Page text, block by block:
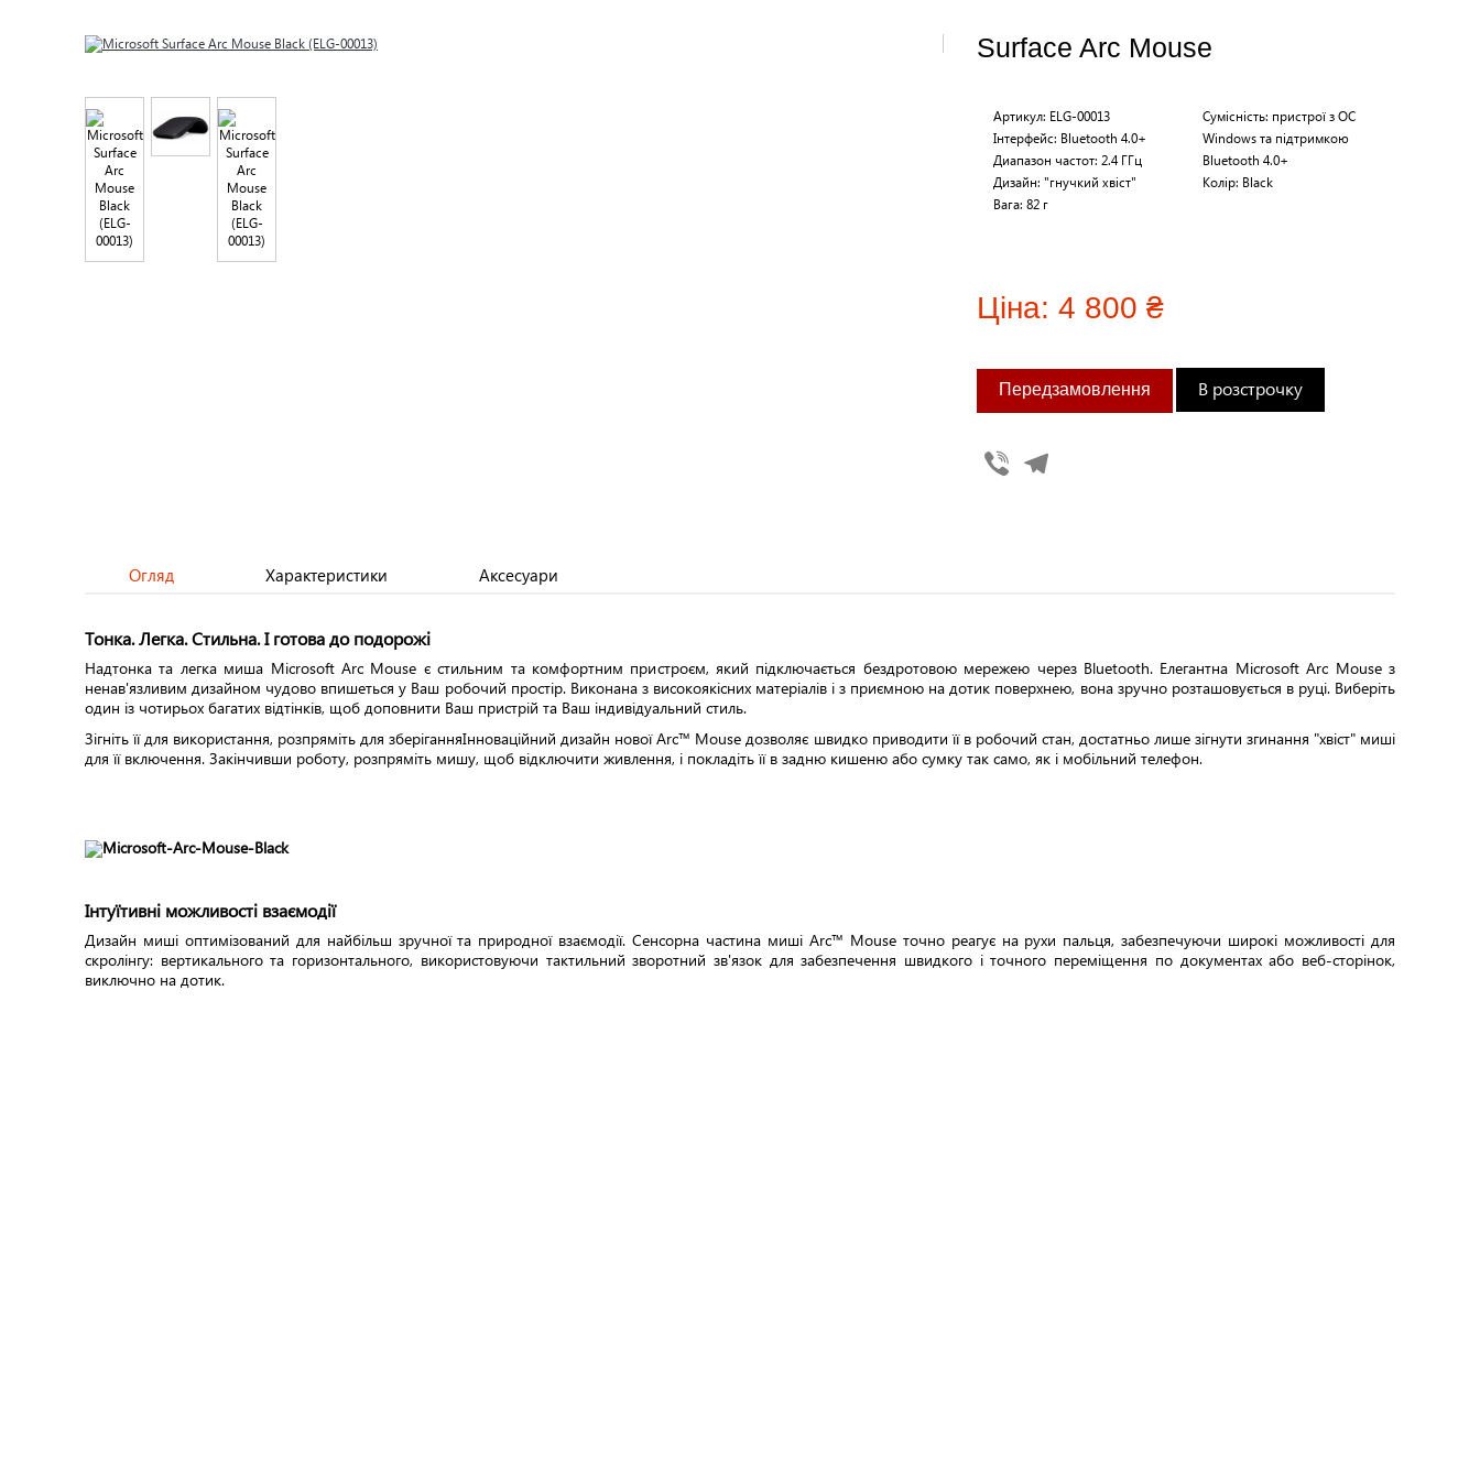
Surface Arc Mouse
Артикул: ELG-00013
Сумісність: пристрої з ОС
Windows та підтримкою
Bluetooth 4.0+
Інтерфейс: Bluetooth 4.0+
Диапазон частот: 2.4 ГГц
Дизайн: "гнучкий хвіст"
Колір: Black
Вага: 82 г
Ціна: 4 800 ₴
В розстрочку
Viber
Огляд Характеристики Аксесуари
Тонка. Легка. Стильна. І готова до подорожі
Надтонка та легка миша Microsoft Arc Mouse є стильним та комфортним пристроєм, який підключається бездротовою мережею через Bluetooth. Елегантна Microsoft Arc Mouse з
ненав'язливим дизайном чудово впишеться у Ваш робочий простір. Виконана з високоякісних матеріалів і з приємною на дотик поверхнею, вона зручно розташовується в руці. Виберіть
один із чотирьох багатих відтінків, щоб доповнити Ваш пристрій та Ваш індивідуальний стиль.
Зігніть її для використання, розпряміть для зберіганняІнноваційний дизайн нової Arc™ Mouse дозволяє швидко приводити її в робочий стан, достатньо лише зігнути згинання "хвіст" миші
для її включення. Закінчивши роботу, розпряміть мишу, щоб відключити живлення, і покладіть її в задню кишеню або сумку так само, як і мобільний телефон.
Інтуїтивні можливості взаємодії
Дизайн миші оптимізований для найбільш зручної та природної взаємодії. Сенсорна частина миші Arc™ Mouse точно реагує на рухи пальця, забезпечуючи широкі можливості для
скролінгу: вертикального та горизонтального, використовуючи тактильний зворотний зв'язок для забезпечення швидкого і точного переміщення по документах або веб-сторінок,
виключно на дотик.